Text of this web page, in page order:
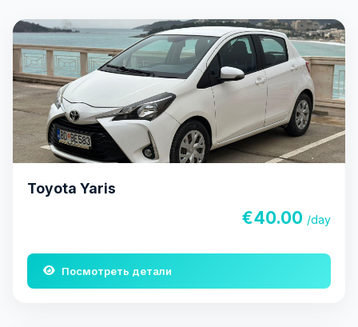
Toyota Yaris
€40.00 /day
Посмотреть детали